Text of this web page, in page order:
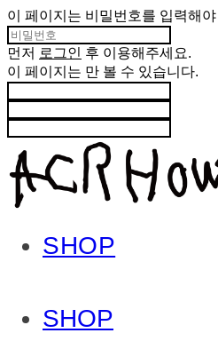
이 페이지는 비밀번호를 입력해
먼저 로그인 후 이용해주세요.
이 페이지는 만 볼 수 있습니다.
SHOP
SHOP